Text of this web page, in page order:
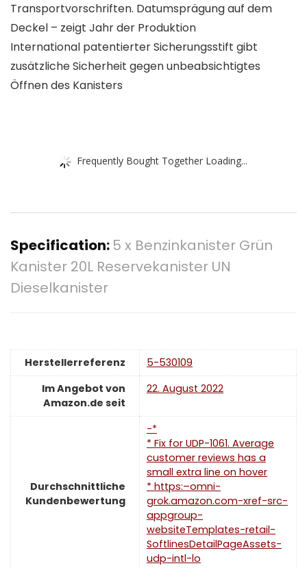
Transportvorschriften. Datumsprägung auf dem
Deckel – zeigt Jahr der Produktion
International patentierter Sicherungsstift gibt
zusätzliche Sicherheit gegen unbeabsichtigtes
Öffnen des Kanisters
Frequently Bought Together Loading...
Specification: 5 x Benzinkanister Grün
Kanister 20L Reservekanister UN
Dieselkanister
Herstellerreferenz
5-530109
Im Angebot von
Amazon.de seit
22. August 2022
Durchschnittliche
Kundenbewertung
-*
* Fix for UDP-1061. Average
customer reviews has a
small extra line on hover
* https:–omni-
grok.amazon.com-xref-src-
appgroup-
websiteTemplates-retail-
SoftlinesDetailPageAssets-
udp-intl-lo